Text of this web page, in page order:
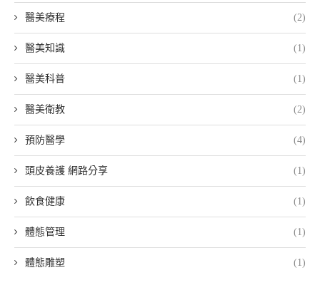
醫美療程 (2)
醫美知識 (1)
醫美科普 (1)
醫美衛教 (2)
預防醫學 (4)
頭皮養護 網路分享 (1)
飲食健康 (1)
體態管理 (1)
體態雕塑 (1)